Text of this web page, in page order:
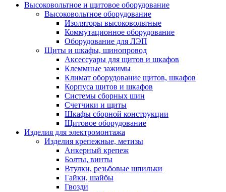
Высоковольтное и щитовое оборудование
Высоковольтное оборудование
Изоляторы высоковольтные
Коммутационное оборудование
Оборудование для ЛЭП
Щиты и шкафы, шинопровод
Аксессуары для щитов и шкафов
Клеммные зажимы
Климат оборудование щитов, шкафов
Корпуса щитов и шкафов
Системы сборных шин
Счетчики и щиты
Шкафы сборной конструкции
Щитовое оборудование
Изделия для электромонтажа
Изделия крепежные, метизы
Анкерный крепеж
Болты, винты
Втулки, резьбовые шпильки
Гайки, шайбы
Гвозди